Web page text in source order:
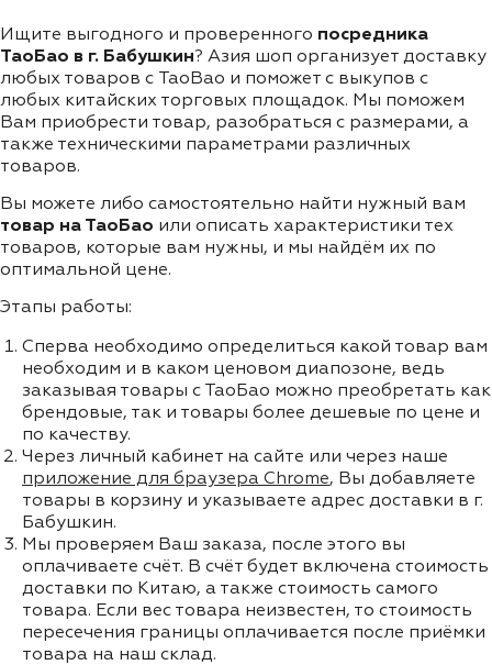
Ищите выгодного и проверенного посредника
ТаоБао в г. Бабушкин? Азия шоп организует доставку
любых товаров с TaoBao и поможет с выкупов с
любых китайских торговых площадок. Мы поможем
Вам приобрести товар, разобраться с размерами, а
также техническими параметрами различных
товаров.
Вы можете либо самостоятельно найти нужный вам
товар на ТаоБао или описать характеристики тех
товаров, которые вам нужны, и мы найдём их по
оптимальной цене.
Этапы работы:
Сперва необходимо определиться какой товар вам
необходим и в каком ценовом диапозоне, ведь
заказывая товары с ТаоБао можно преобретать как
брендовые, так и товары более дешевые по цене и
по качеству.
Через личный кабинет на сайте или через наше
приложение для браузера Chrome, Вы добавляете
товары в корзину и указываете адрес доставки в г.
Бабушкин.
Мы проверяем Ваш заказа, после этого вы
оплачиваете счёт. В счёт будет включена стоимость
доставки по Китаю, а также стоимость самого
товара. Если вес товара неизвестен, то стоимость
пересечения границы оплачивается после приёмки
товара на наш склад.